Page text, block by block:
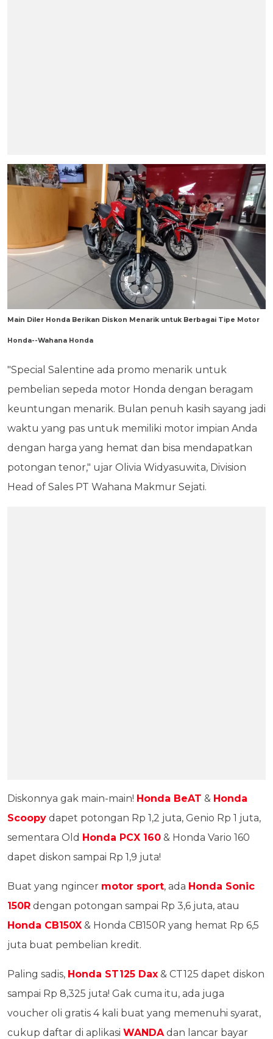
Main Diler Honda Berikan Diskon Menarik untuk Berbagai Tipe Motor
Honda--Wahana Honda
"Special Salentine ada promo menarik untuk
pembelian sepeda motor Honda dengan beragam
keuntungan menarik. Bulan penuh kasih sayang jadi
waktu yang pas untuk memiliki motor impian Anda
dengan harga yang hemat dan bisa mendapatkan
potongan tenor," ujar Olivia Widyasuwita, Division
Head of Sales PT Wahana Makmur Sejati.
Diskonnya gak main-main! Honda BeAT & Honda
Scoopy dapet potongan Rp 1,2 juta, Genio Rp 1 juta,
sementara Old Honda PCX 160 & Honda Vario 160
dapet diskon sampai Rp 1,9 juta!
Buat yang ngincer motor sport, ada Honda Sonic
150R dengan potongan sampai Rp 3,6 juta, atau
Honda CB150X & Honda CB150R yang hemat Rp 6,5
juta buat pembelian kredit.
Paling sadis, Honda ST125 Dax & CT125 dapet diskon
sampai Rp 8,325 juta! Gak cuma itu, ada juga
voucher oli gratis 4 kali buat yang memenuhi syarat,
cukup daftar di aplikasi WANDAdan lancar bayar